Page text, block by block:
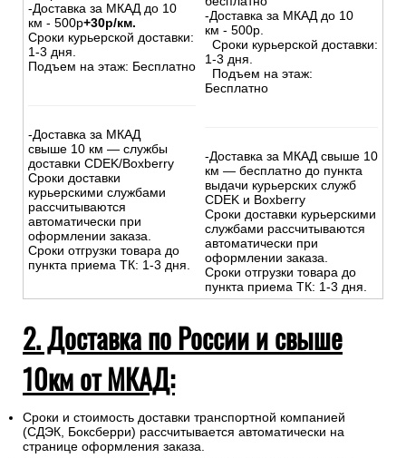
На сумму до 15000руб.:
-Доставка внутри МКАД –
500р.
-Доставка за МКАД до 10
км - 500р+30р/км.
-Доставка за МКАД
свыше 10 км — службы
доставки CDEK/Boxberry
Сроки доставки
курьерскими службами
рассчитываются
автоматически при
Сроки отгрузки товара до
На сумму свыше 15000 руб.
:
-Доставка внутри МКАД -
бесплатно
-Доставка за МКАД до 10
км - 500р.
Сроки курьерской доставки:
-Доставка за МКАД свыше 10
км — бесплатно до пункта
выдачи курьерских служб
CDEK и Boxberry
Сроки доставки курьерскими
службами рассчитываются
автоматически при
пункта приема ТК: 1-3 дня.
2. Доставка по России и свыше
10км от МКАД: